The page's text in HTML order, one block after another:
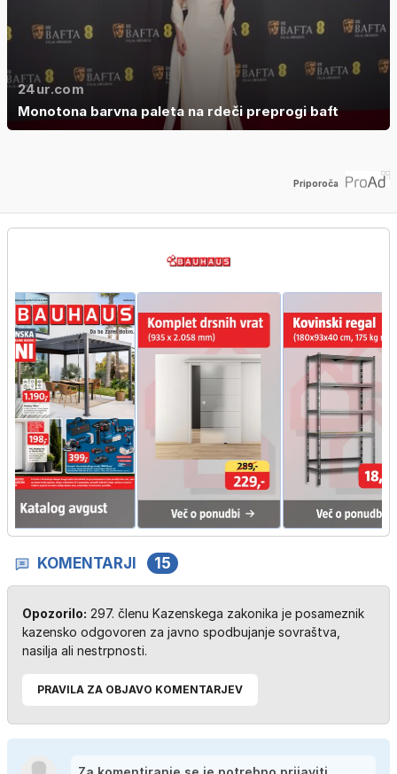
24ur.com
Monotona barvna paleta na rdeči preprogi baft
Priporoča
KOMENTARJI 15
Opozorilo: 297. členu Kazenskega zakonika je posameznik
kazensko odgovoren za javno spodbujanje sovraštva,
nasilja ali nestrpnosti.
PRAVILA ZA OBJAVO KOMENTARJEV